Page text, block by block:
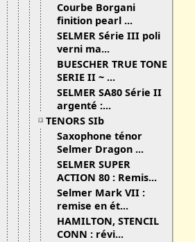
Courbe Borgani
finition pearl ...
SELMER Série III poli
verni ma...
BUESCHER TRUE TONE
SERIE II ~ ...
SELMER SA80 Série II
argenté :...
TENORS SIb
Saxophone ténor
Selmer Dragon ...
SELMER SUPER
ACTION 80 : Remis...
Selmer Mark VII :
remise en ét...
HAMILTON, STENCIL
CONN : révi...